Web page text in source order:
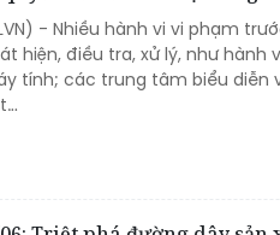
- Nhiều hành vi vi phạm
hiện, điều tra, xử lý, như
tính; các trung tâm biểu diễn